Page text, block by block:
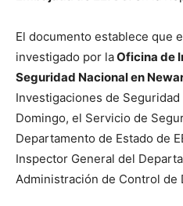
El documento establece que
investigado por laOficina de
Seguridad Nacional en
Investigaciones de Seguridad
Domingo, el Servicio de
Departamento de Estado de
Inspector General del
Administración de Control de